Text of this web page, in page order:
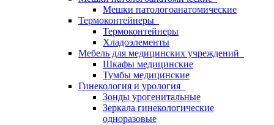
Мешки патологоанатомические
Термоконтейнеры
Термоконтейнеры
Хладоэлементы
Мебель для медицинских учреждений
Шкафы медицинские
Тумбы медицинские
Гинекология и урология
Зонды урогенитальные
Зеркала гинекологические
одноразовые